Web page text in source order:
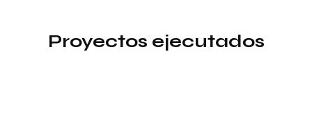
Proyectos ejecutados